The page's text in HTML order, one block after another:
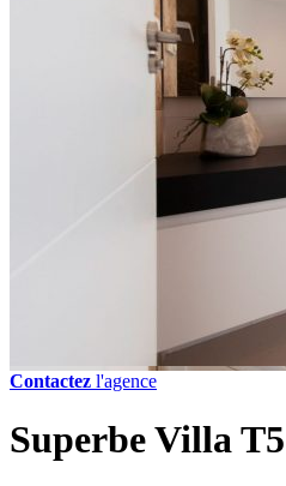
Contactez l'agence
Superbe Villa T5